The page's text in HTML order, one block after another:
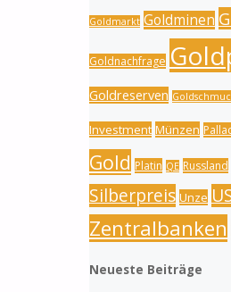
Goldmarkt Goldminen
Goldnachfrage
Goldreserven
Investment Münzen
Gold Platin QE Russland
Silberpreis Unze
Zentralbanken
Neueste Beiträge